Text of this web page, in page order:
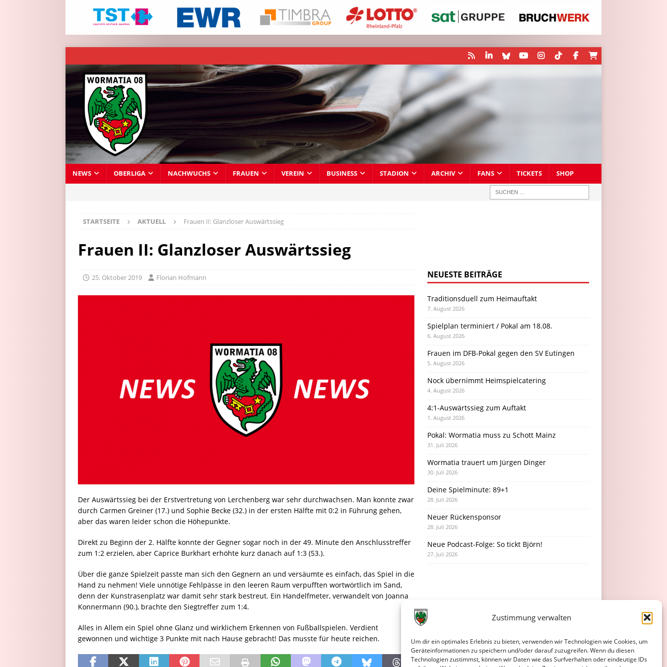
Zustimmung verwalten
Um dir ein optimales Erlebnis zu bieten, verwenden wir Technologien wie Cookies, um
Geräteinformationen zu speichern und/oder darauf zuzugreifen. Wenn du diesen
Technologien zustimmst, können wir Daten wie das Surfverhalten oder eindeutige IDs
NEWS OBERLIGA NACHWUCHS FRAUEN VEREIN BUSINESS STADION ARCHIV FANS TICKETS SHOP
STARTSEITE AKTUELL Frauen II: Glanzloser Auswärtssieg
Frauen II: Glanzloser Auswärtssieg
25. Oktober 2019 Florian Hofmann
Der Auswärtssieg bei der Erstvertretung von Lerchenberg war sehr durchwachsen. Man konnte zwar
durch Carmen Greiner (17.) und Sophie Becke (32.) in der ersten Hälfte mit 0:2 in Führung gehen,
aber das waren leider schon die Höhepunkte.
Direkt zu Beginn der 2. Hälfte konnte der Gegner sogar noch in der 49. Minute den Anschlusstreffer
zum 1:2 erzielen, aber Caprice Burkhart erhöhte kurz danach auf 1:3 (53.).
Über die ganze Spielzeit passte man sich den Gegnern an und versäumte es einfach, das Spiel in die
Hand zu nehmen! Viele unnötige Fehlpässe in den leeren Raum verpufften wortwörtlich im Sand,
denn der Kunstrasenplatz war damit sehr stark bestreut. Ein Handelfmeter, verwandelt von Joanna
Konnermann (90.), brachte den Siegtreffer zum 1:4.
Alles in Allem ein Spiel ohne Glanz und wirklichem Erkennen von Fußballspielen. Verdient
gewonnen und wichtige 3 Punkte mit nach Hause gebracht! Das musste für heute reichen.
NEUESTE BEITRÄGE
Traditionsduell zum Heimauftakt
7. August 2026
Spielplan terminiert / Pokal am 18.08.
6. August 2026
Frauen im DFB-Pokal gegen den SV Eutingen
5. August 2026
Nock übernimmt Heimspielcatering
4. August 2026
4:1-Auswärtssieg zum Auftakt
1. August 2026
Pokal: Wormatia muss zu Schott Mainz
31. Juli 2026
Wormatia trauert um Jürgen Dinger
30. Juli 2026
Deine Spielminute: 89+1
28. Juli 2026
Neuer Rückensponsor
28. Juli 2026
Neue Podcast-Folge: So tickt Björn!
27. Juli 2026